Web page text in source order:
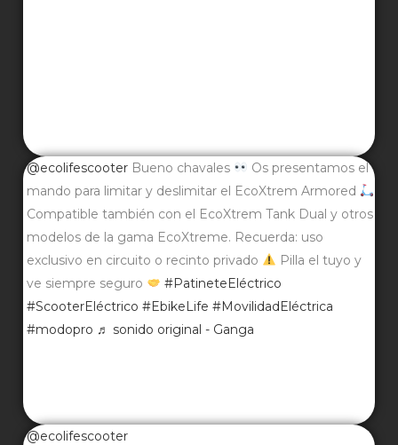
@ecolifescooter Bueno chavales
Os presentamos el
mando para limitar y deslimitar el EcoXtrem Armored
Compatible también con el EcoXtrem Tank Dual y otros
modelos de la gama EcoXtreme. Recuerda: uso
exclusivo en circuito o recinto privado
Pilla el tuyo y
ve siempre seguro
#PatineteEléctrico
#ScooterEléctrico #EbikeLife #MovilidadEléctrica
#modopro ♬ sonido original - Ganga
@ecolifescooter